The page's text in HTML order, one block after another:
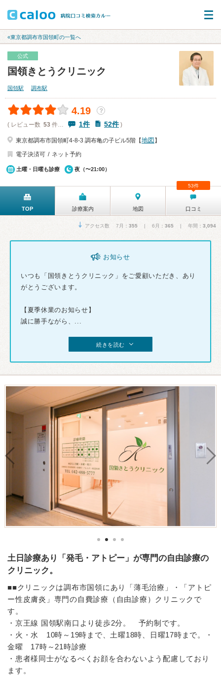
«東京都調布市国領町の一覧へ
公式
国領きとうクリニック
国領駅 調布駅
4.19
？
( レビュー数 53 件… 1件 52件)
東京都調布市国領町4-8-3 調布亀の子ビル5階【地図 】
電子決済可
ネット予約
土曜・日曜も診療 夜（〜21:00）
TOP 診療案内 地図 口コミ
53件
アクセス数 7月： 355 | 6月： 365 | 年間： 3,094
お知らせ
いつも「国領きとうクリニック」をご愛顧いただき、あり
がとうございます。
【夏季休業のお知らせ】
誠に勝手ながら、...
続きを読む
土日診療あり「発毛・アトピー」が専門の自由診療の
クリニック。
■■クリニックは調布市国領にあり「薄毛治療」・「アトピ
ー性皮膚炎」専門の自費診療（自由診療）クリニックで
す。
・京王線 国領駅南口より徒歩2分。 予約制です。
・火・水 10時～19時まで、土曜18時、日曜17時まで。・
金曜 17時～21時診療
・患者様同士がなるべくお顔を合わないよう配慮しており
ます。